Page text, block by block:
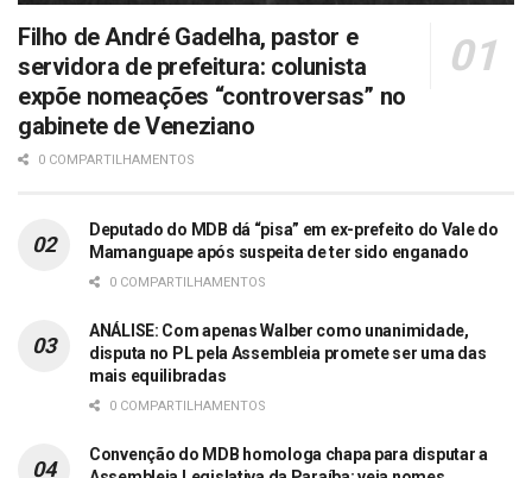
Filho de André Gadelha, pastor e
servidora de prefeitura: colunista
expõe nomeações “controversas” no
gabinete de Veneziano
0 COMPARTILHAMENTOS
Deputado do MDB dá “pisa” em ex-prefeito do Vale do
Mamanguape após suspeita de ter sido enganado
0 COMPARTILHAMENTOS
ANÁLISE: Com apenas Walber como unanimidade,
disputa no PL pela Assembleia promete ser uma das
mais equilibradas
0 COMPARTILHAMENTOS
Convenção do MDB homologa chapa para disputar a